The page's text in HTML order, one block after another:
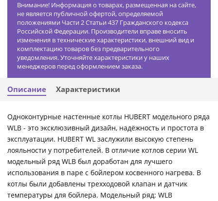
Внимание! Информация о товарах, размещенная на сайте,
не является публичной офертой, определяемой
положениями Части 2 Статьи 437 Гражданского кодекса
Российской Федерации. Производители вправе вносить
изменения в технические характеристики, внешний вид и
комплектацию товаров без предварительного
уведомления. Уточняйте характеристики у наших
менеджеров перед оформлением заказа.
Описание Характеристики
Одноконтурные настенные котлы HUBERT модельного ряда
WLB - это эксклюзивный дизайн, надёжность и простота в
эксплуатации. HUBERT WL заслужили высокую степень
лояльности у потребителей. В отличие котлов серии WL
модельный ряд WLB был доработан для лучшего
использования в паре с бойлером косвенного нагрева. В
котлы были добавлены трехходовой клапан и датчик
температуры для бойлера. Модельный ряд: WLB